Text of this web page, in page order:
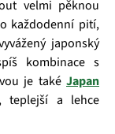
velmi pěknou
každodenní pití,
japonský
kombinace s
je také Japan
a lehce